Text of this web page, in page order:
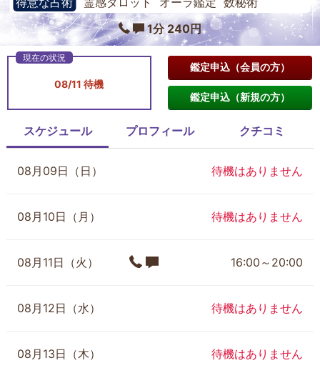
1分 240円
08/11 待機
鑑定申込（会員の方）
鑑定申込（新規の方）
スケジュール プロフィール クチコミ
08月09日（日） 待機はありません
08月10日（月） 待機はありません
08月11日（火） 16:00～20:00
08月12日（水） 待機はありません
08月13日（木） 待機はありません